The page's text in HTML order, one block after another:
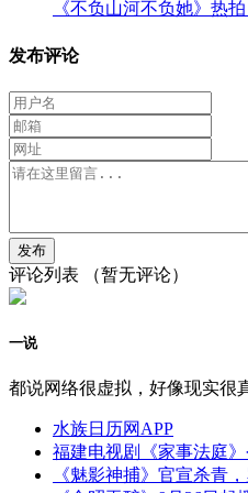
《不负山河不负她》热
发布评论
评论列表 （暂无评论）
一说
都说网络很虚拟，好像现实很
水族日历网APP
福建电视剧《家事法庭
《魅影神捕》官宣杀青